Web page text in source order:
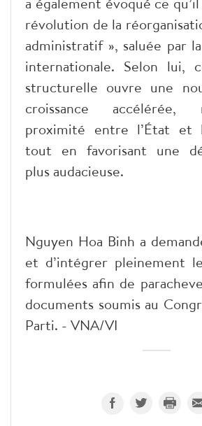
révolution de la
administratif », saluée par
internationale. Selon lui,
structurelle ouvre une
croissance
proximité entre l’État et
tout en favorisant une
plus audacieuse.
Nguyen Hoa Binh a
et d’intégrer pleinement
formulées afin de
documents soumis au
Parti. - VNA/VI